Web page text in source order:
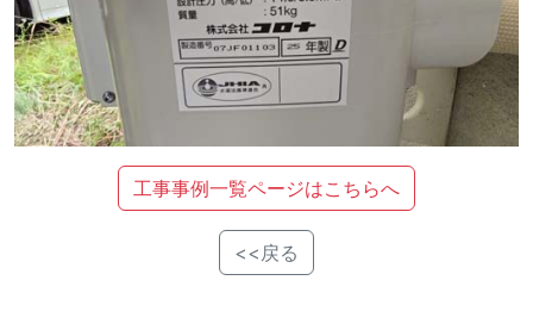
工事事例一覧ページはこちらへ
<<戻る